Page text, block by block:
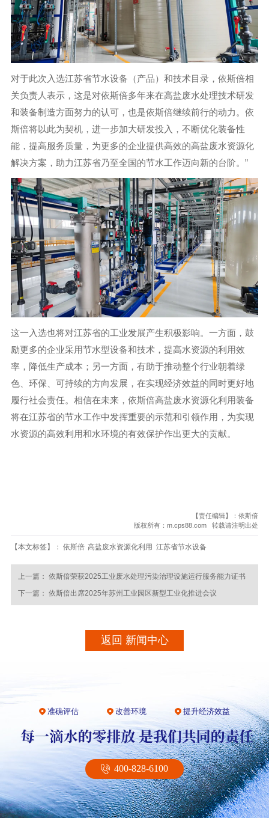
对于此次入选江苏省节水设备（产品）和技术目录，依斯倍相
关负责人表示，这是对依斯倍多年来在高盐废水处理技术研发
和装备制造方面努力的认可，也是依斯倍继续前行的动力。依
斯倍将以此为契机，进一步加大研发投入，不断优化装备性
能，提高服务质量，为更多的企业提供高效的高盐废水资源化
解决方案，助力江苏省乃至全国的节水工作迈向新的台阶。”
这一入选也将对江苏省的工业发展产生积极影响。一方面，鼓
励更多的企业采用节水型设备和技术，提高水资源的利用效
率，降低生产成本；另一方面，有助于推动整个行业朝着绿
色、环保、可持续的方向发展，在实现经济效益的同时更好地
履行社会责任。相信在未来，依斯倍高盐废水资源化利用装备
将在江苏省的节水工作中发挥重要的示范和引领作用，为实现
水资源的高效利用和水环境的有效保护作出更大的贡献。
【责任编辑】：依斯倍
版权所有：m.cps88.com 转载请注明出处
【本文标签】： 依斯倍 高盐废水资源化利用 江苏省节水设备
上一篇： 依斯倍荣获2025工业废水处理污染治理设施运行服务能力证书
下一篇： 依斯倍出席2025年苏州工业园区新型工业化推进会议
返回 新闻中心
准确评估 改善环境 提升经济效益
400-828-6100